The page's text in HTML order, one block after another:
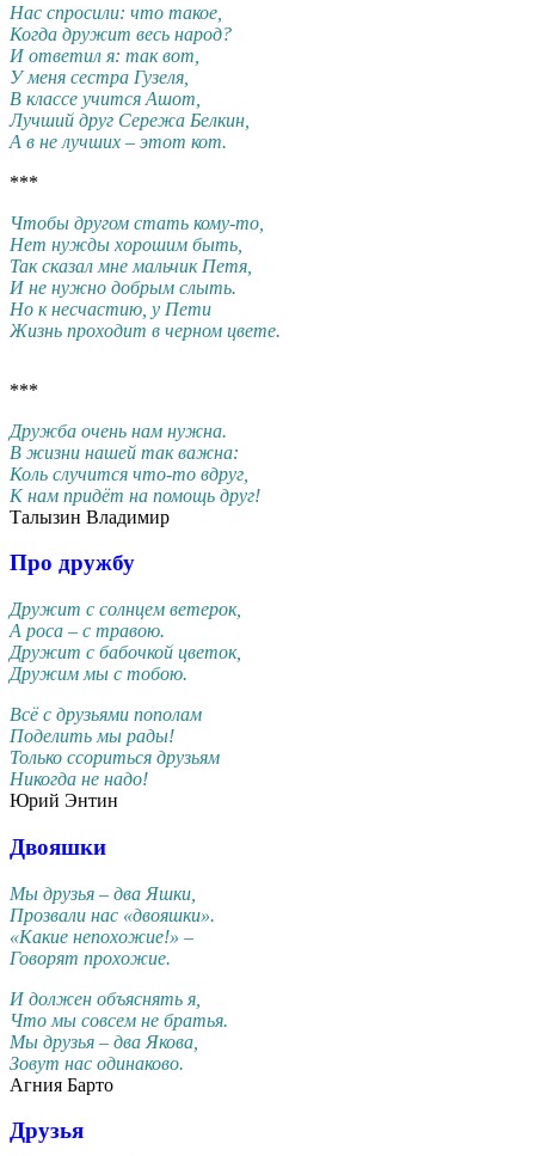
Нас спросили: что такое,
Когда дружит весь народ?
И ответил я: так вот,
У меня сестра Гузеля,
В классе учится Ашот,
Лучший друг Сережа Белкин,
А в не лучших – этот кот.
***
Чтобы другом стать кому-то,
Нет нужды хорошим быть,
Так сказал мне мальчик Петя,
И не нужно добрым слыть.
Но к несчастию, у Пети
Жизнь проходит в черном цвете.
***
Дружба очень нам нужна.
В жизни нашей так важна:
Коль случится что-то вдруг,
К нам придёт на помощь друг!
Талызин Владимир
Про дружбу
Дружит с солнцем ветерок,
А роса – с травою.
Дружит с бабочкой цветок,
Дружим мы с тобою.
Всё с друзьями пополам
Поделить мы рады!
Только ссориться друзьям
Никогда не надо!
Юрий Энтин
Двояшки
Мы друзья – два Яшки,
Прозвали нас «двояшки».
«Какие непохожие!» –
Говорят прохожие.
И должен объяснять я,
Что мы совсем не братья.
Мы друзья – два Якова,
Зовут нас одинаково.
Агния Барто
Друзья